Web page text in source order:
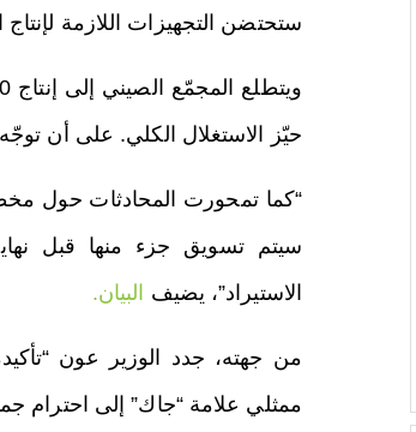
ستحتضن التجهيزات اللازمة لإنتاج
حيّز الاستغلال الكلي. على أن توجّه 40 بالمئة منها إلى
سيتم تسويق جزء منها قبل
الاستيراد”، يضيف
البيان.
من جهته، جدد الوزير عون
ممثلي علامة “جاك” إلى احترام